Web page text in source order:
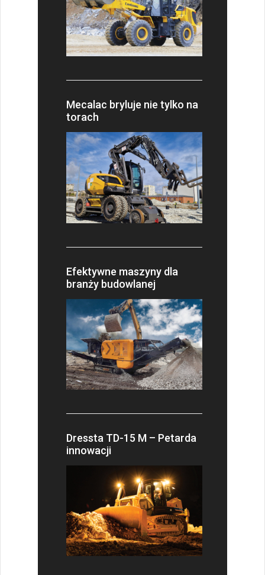
Mecalac bryluje nie tylko na
torach
Efektywne maszyny dla
branży budowlanej
Dressta TD-15 M – Petarda
innowacji